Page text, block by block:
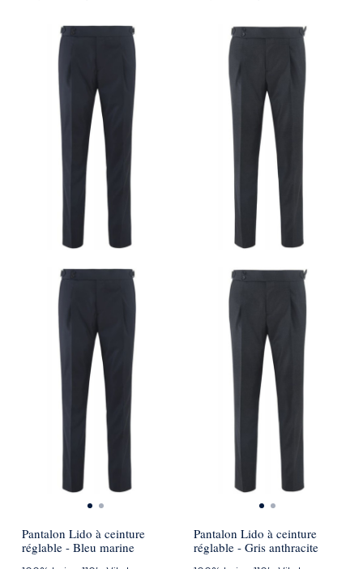
Pantalon Lido à ceinture
réglable - Bleu marine
Pantalon Lido à ceinture
réglable - Gris anthracite